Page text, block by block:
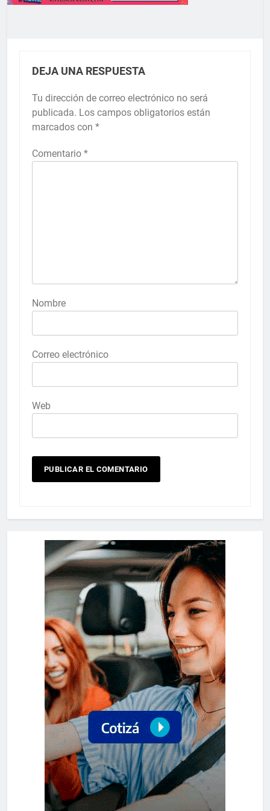
DEJA UNA RESPUESTA
Tu dirección de correo electrónico no será
publicada. Los campos obligatorios están
marcados con *
Comentario *
Nombre
Correo electrónico
Web